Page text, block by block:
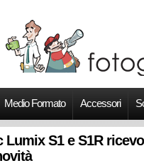
Medio Formato Accessori
Lumix S1 e S1R